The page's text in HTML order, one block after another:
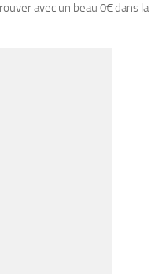
avec un beau 0€ dans la